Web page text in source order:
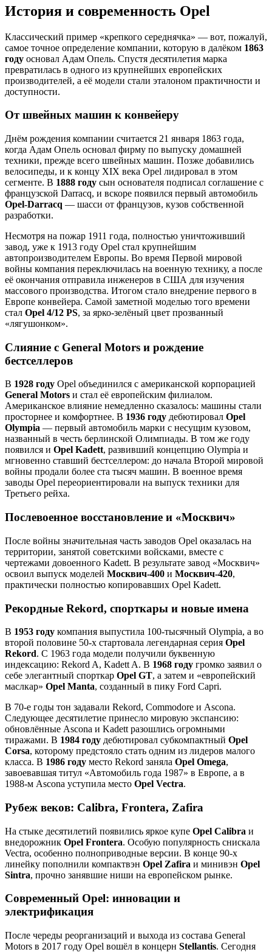
История и современность Opel
Классический пример «крепкого середнячка» — вот, пожалуй,
самое точное определение компании, которую в далёком 1863
году основал Адам Опель. Спустя десятилетия марка
превратилась в одного из крупнейших европейских
производителей, а её модели стали эталоном практичности и
доступности.
От швейных машин к конвейеру
Днём рождения компании считается 21 января 1863 года,
когда Адам Опель основал фирму по выпуску домашней
техники, прежде всего швейных машин. Позже добавились
велосипеды, и к концу XIX века Opel лидировал в этом
сегменте. В 1888 году сын основателя подписал соглашение с
французской Darracq, и вскоре появился первый автомобиль
Opel-Darracq — шасси от французов, кузов собственной
разработки.
Несмотря на пожар 1911 года, полностью уничтоживший
завод, уже к 1913 году Opel стал крупнейшим
автопроизводителем Европы. Во время Первой мировой
войны компания переключилась на военную технику, а после
её окончания отправила инженеров в США для изучения
массового производства. Итогом стало внедрение первого в
Европе конвейера. Самой заметной моделью того времени
стал Opel 4/12 PS, за ярко-зелёный цвет прозванный
«лягушонком».
Слияние с General Motors и рождение
бестселлеров
В 1928 году Opel объединился с американской корпорацией
General Motors и стал её европейским филиалом.
Американское влияние немедленно сказалось: машины стали
просторнее и комфортнее. В 1936 году дебютировал Opel
Olympia — первый автомобиль марки с несущим кузовом,
названный в честь берлинской Олимпиады. В том же году
появился и Opel Kadett, развивший концепцию Olympia и
мгновенно ставший бестселлером: до начала Второй мировой
войны продали более ста тысяч машин. В военное время
заводы Opel переориентировали на выпуск техники для
Третьего рейха.
Послевоенное восстановление и «Москвич»
После войны значительная часть заводов Opel оказалась на
территории, занятой советскими войсками, вместе с
чертежами довоенного Kadett. В результате завод «Москвич»
освоил выпуск моделей Москвич‑400 и Москвич‑420,
практически полностью копировавших Opel Kadett.
Рекордные Rekord, спорткары и новые имена
В 1953 году компания выпустила 100‑тысячный Olympia, а во
второй половине 50‑х стартовала легендарная серия Opel
Rekord. С 1963 года модели получили буквенную
индексацию: Rekord A, Kadett A. В 1968 году громко заявил о
себе элегантный спорткар Opel GT, а затем и «европейский
маслкар» Opel Manta, созданный в пику Ford Capri.
В 70‑е годы тон задавали Rekord, Commodore и Ascona.
Следующее десятилетие принесло мировую экспансию:
обновлённые Ascona и Kadett разошлись огромными
тиражами. В 1984 году дебютировал субкомпактный Opel
Corsa, которому предстояло стать одним из лидеров малого
класса. В 1986 году место Rekord заняла Opel Omega,
завоевавшая титул «Автомобиль года 1987» в Европе, а в
1988‑м Ascona уступила место Opel Vectra.
Рубеж веков: Calibra, Frontera, Zafira
На стыке десятилетий появились яркое купе Opel Calibra и
внедорожник Opel Frontera. Особую популярность снискала
Vectra, особенно полноприводные версии. В конце 90‑х
линейку пополнили компактвэн Opel Zafira и минивэн Opel
Sintra, прочно занявшие ниши на европейском рынке.
Современный Opel: инновации и
электрификация
После череды реорганизаций и выхода из состава General
Motors в 2017 году Opel вошёл в концерн Stellantis. Сегодня